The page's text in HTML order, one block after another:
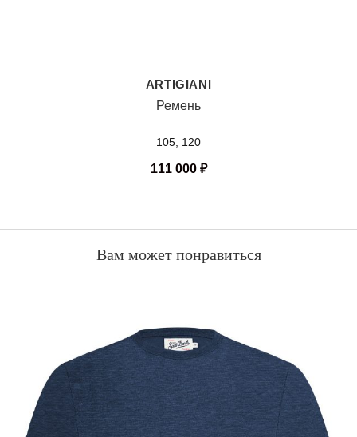
ARTIGIANI
Ремень
105, 120
111 000 ₽
Вам может понравиться